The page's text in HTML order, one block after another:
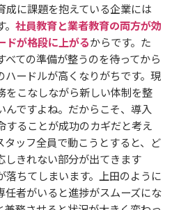
成に課題を抱えている企業には
社員教育と業者教育の両方が効
ドが格段に上がるからです。た
ての準備が整うのを待ってから
ードルが高くなりがちです。現
をこなしながら新しい体制を整
んですよね。だからこそ、導入
することが成功のカギだと考え
タッフ全員で動こうとすると、ど
しきれない部分が出てきます
落ちてしまいます。上田のように
任者がいると進捗がスムーズにな